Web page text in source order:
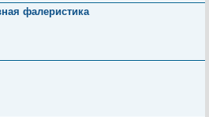
фалеристика